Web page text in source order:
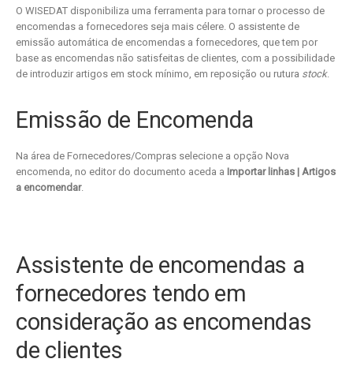
O WISEDAT disponibiliza uma ferramenta para tornar o processo de
encomendas a fornecedores seja mais célere. O assistente de
emissão automática de encomendas a fornecedores, que tem por
base as encomendas não satisfeitas de clientes, com a possibilidade
de introduzir artigos em stock mínimo, em reposição ou rutura stock.
Emissão de Encomenda
Na área de Fornecedores/Compras selecione a opção Nova
encomenda, no editor do documento aceda a Importar linhas | Artigos
a encomendar.
Assistente de encomendas a
fornecedores tendo em
consideração as encomendas
de clientes